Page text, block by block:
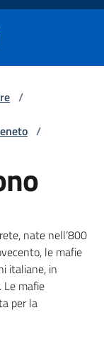
/
/
nate nell’800
le mafie
italiane, in
Le mafie
per la